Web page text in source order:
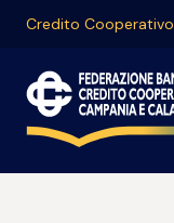
Credito Cooperativo